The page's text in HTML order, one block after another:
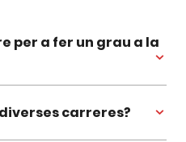
per a fer un grau a la
carreres?